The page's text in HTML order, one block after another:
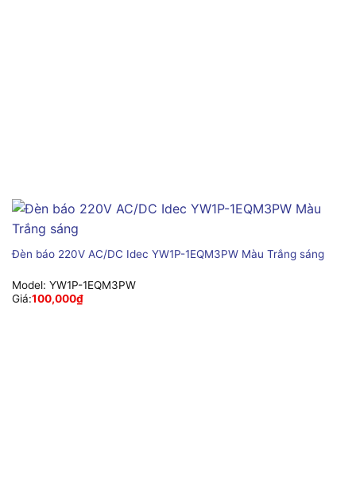
Đèn báo 220V AC/DC Idec YW1P-1EQM3PW Màu Trắng sáng
Model: YW1P-1EQM3PW
Giá:100,000₫